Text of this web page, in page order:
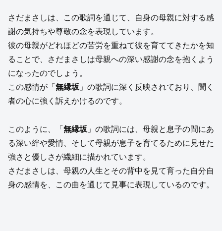
さだまさしは、この歌詞を通じて、自身の母親に対する感
謝の気持ちや尊敬の念を表現しています。
彼の母親がどれほどの苦労を重ねて彼を育ててきたかを知
ることで、さだまさしは母親への深い感謝の念を抱くよう
になったのでしょう。
この感情が「 無縁坂 」の歌詞に深く反映されており、聞く
者の心に強く訴えかけるのです。
このように、「 無縁坂 」の歌詞には、母親と息子の間にあ
る深い絆や愛情、そして母親が息子を育てるために見せた
強さと優しさが繊細に描かれています。
さだまさしは、母親の人生とその背中を見て育った自分自
身の感情を、この曲を通じて見事に表現しているのです。